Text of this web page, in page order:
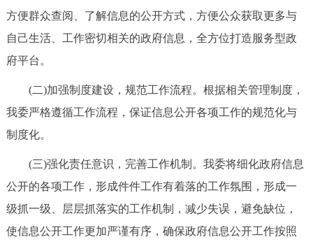
方便群众查阅、了解信息的公开方式，方便公众获取更多与
自己生活、工作密切相关的政府信息，全方位打造服务型政
府平台。
(二)加强制度建设，规范工作流程。根据相关管理制度，
我委严格遵循工作流程，保证信息公开各项工作的规范化与
制度化。
(三)强化责任意识，完善工作机制。我委将细化政府信息
公开的各项工作，形成件件工作有着落的工作氛围，形成一
级抓一级、层层抓落实的工作机制，减少失误，避免缺位，
使信息公开工作更加严谨有序，确保政府信息公开工作按照